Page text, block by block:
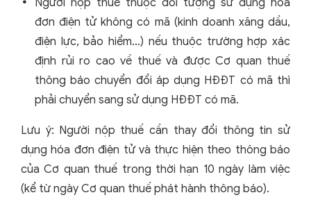
đơn điện tử không có mã (kinh doanh xăng dầu,
điện lực, bảo hiểm…) nếu thuộc trường hợp xác
định rủi ro cao về thuế và được Cơ quan thuế
thông báo chuyển đổi áp dụng HĐĐT có mã thì
phải chuyển sang sử dụng HĐĐT có mã.
Lưu ý: Người nộp thuế cần thay đổi thông tin sử
dụng hóa đơn điện tử và thực hiện theo thông báo
của Cơ quan thuế trong thời hạn 10 ngày làm việc
(kể từ ngày Cơ quan thuế phát hành thông báo).